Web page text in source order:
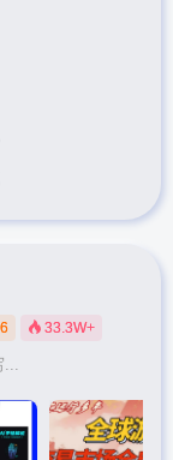
6 33.3W+
...